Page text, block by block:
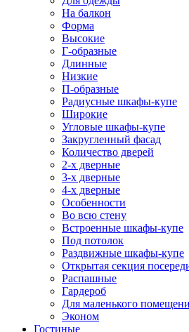
На балкон
Форма
Высокие
Г-образные
Длинные
Низкие
П-образные
Радиусные шкафы-купе
Широкие
Угловые шкафы-купе
Закругленный фасад
Количество дверей
2-х дверные
3-х дверные
4-х дверные
Особенности
Во всю стену
Встроенные шкафы-купе
Под потолок
Раздвижные шкафы-купе
Открытая секция
Распашные
Гардероб
Для маленького
Эконом
Гостиные